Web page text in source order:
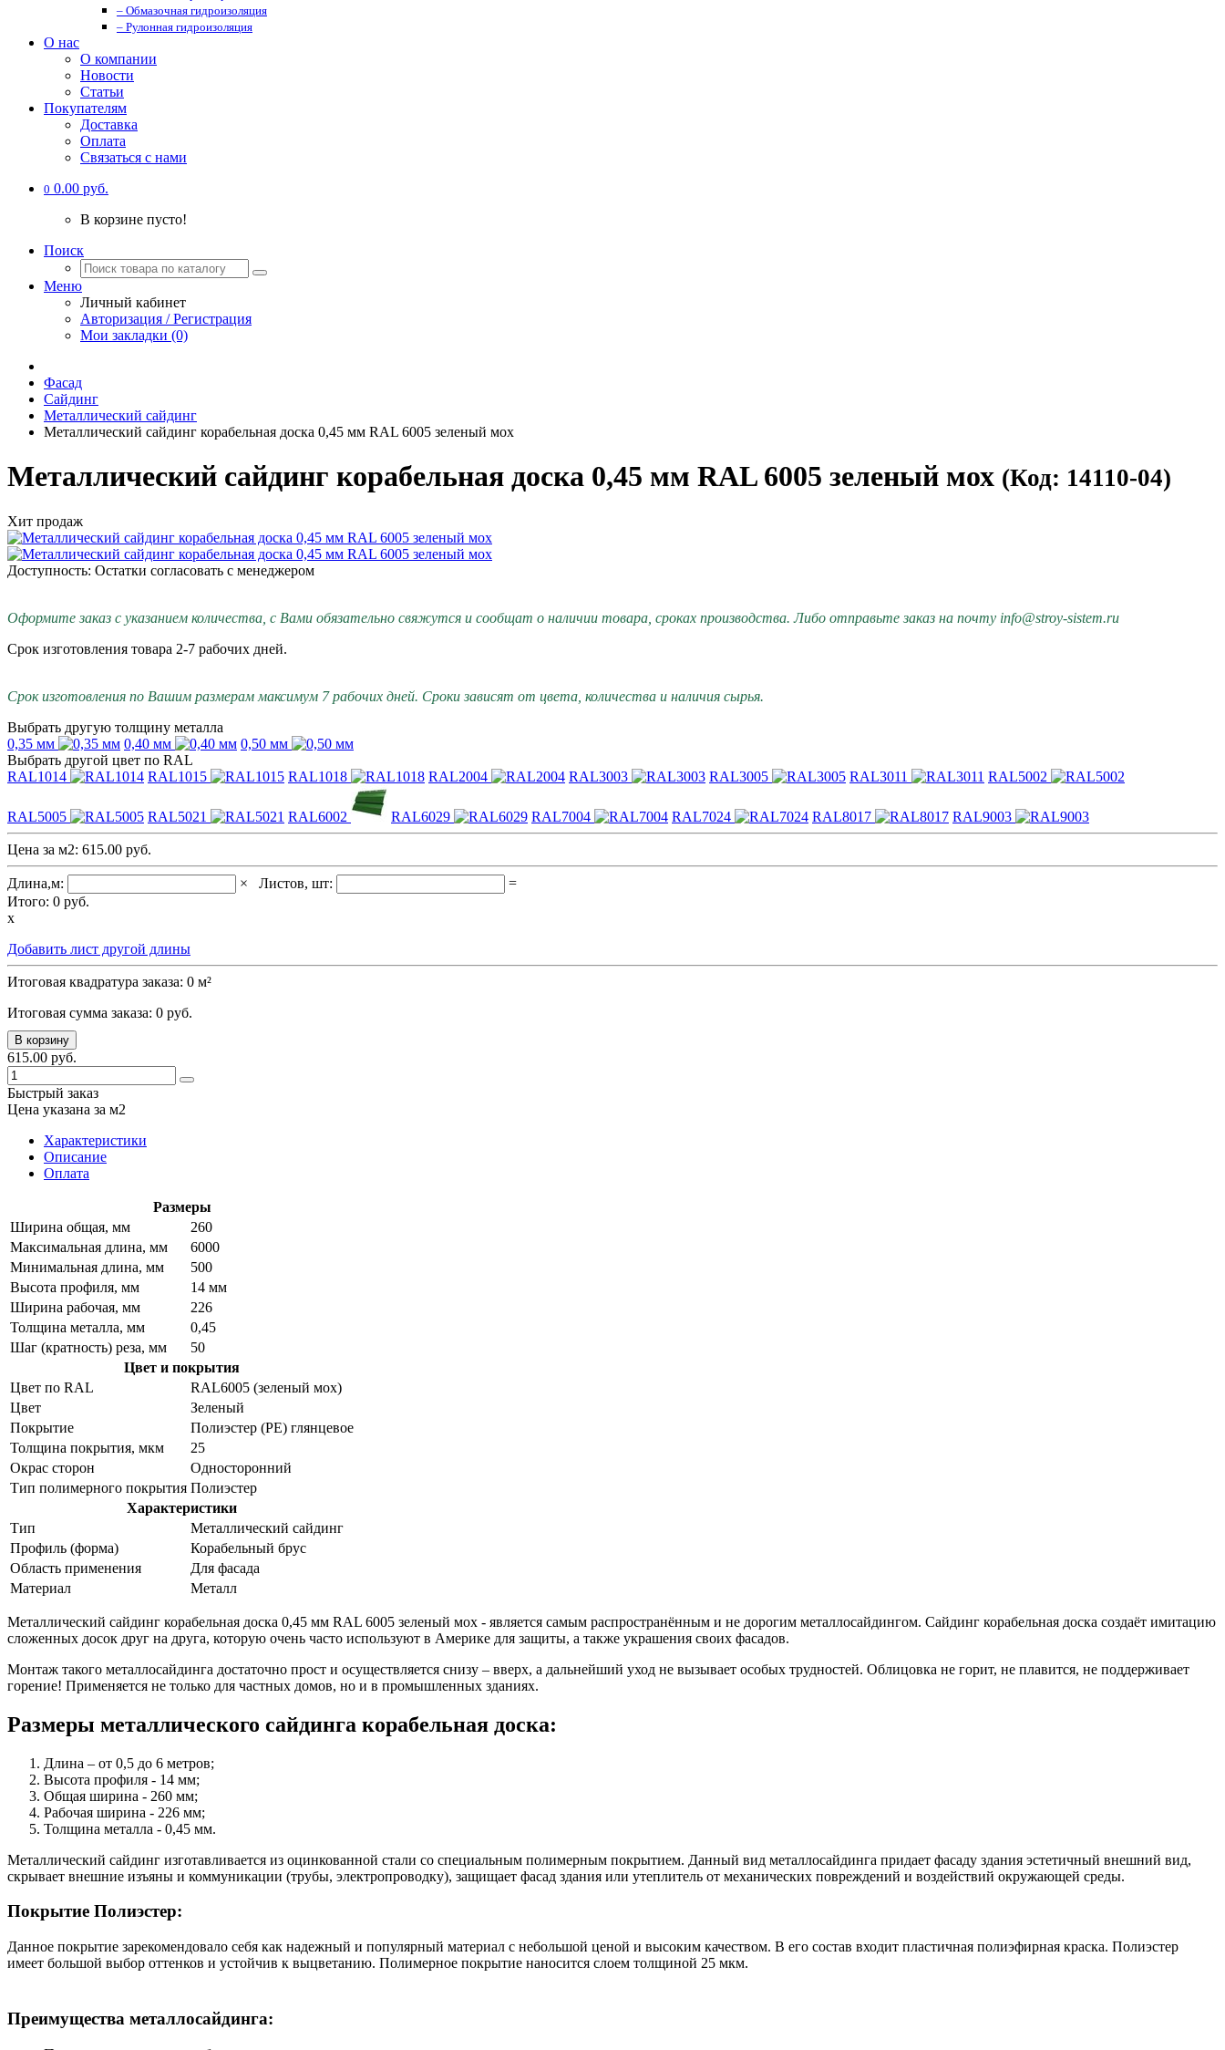
– Обмазочная гидроизоляция
– Рулонная гидроизоляция
О нас
О компании
Новости
Статьи
Покупателям
Доставка
Оплата
Связаться с нами
0 0.00 руб.
В корзине пусто!
Поиск
Меню
Личный кабинет
Авторизация / Регистрация
Мои закладки (0)
Фасад
Сайдинг
Металлический сайдинг
Металлический сайдинг корабельная доска 0,45 мм RAL 6005 зеленый мох
Металлический сайдинг корабельная доска 0,45 мм RAL 6005 зеленый мох (Код: 14110-04)
Хит продаж
Доступность: Остатки согласовать с менеджером
Оформите заказ с указанием количества, с Вами обязательно свяжутся и сообщат о наличии товара, сроках производства. Либо отправьте заказ на почту info@stroy-sistem.ru
Срок изготовления товара 2-7 рабочих дней.
Срок изготовления по Вашим размерам максимум 7 рабочих дней. Сроки зависят от цвета, количества и наличия сырья.
Выбрать другую толщину металла
0,35 мм
0,40 мм
0,50 мм
Выбрать другой цвет по RAL
RAL1014
RAL1015 RAL1018 RAL2004 RAL3003 RAL3005 RAL3011 RAL5002
RAL5005 RAL5021 RAL6002 RAL6029 RAL7004 RAL7024 RAL8017 RAL9003
Цена за м2: 615.00 руб.
Длина,м: × Листов, шт:
=
Итого: 0 руб.
x
Добавить лист другой длины
Итоговая квадратура заказа: 0 м²
Итоговая сумма заказа: 0 руб.
В корзину
615.00 руб.
Быстрый заказ
Цена указана за м2
Характеристики
Описание
Оплата
Размеры
Ширина общая, мм
260
Максимальная длина, мм
6000
Минимальная длина, мм
500
Высота профиля, мм
14 мм
Ширина рабочая, мм
226
Толщина металла, мм
0,45
Шаг (кратность) реза, мм
50
Цвет и покрытия
Цвет по RAL
RAL6005 (зеленый мох)
Цвет
Зеленый
Покрытие
Полиэстер (PE) глянцевое
Толщина покрытия, мкм
25
Окрас сторон
Односторонний
Тип полимерного покрытия Полиэстер
Характеристики
Тип
Металлический сайдинг
Профиль (форма)
Корабельный брус
Область применения
Для фасада
Материал
Металл
Металлический сайдинг корабельная доска 0,45 мм RAL 6005 зеленый мох - является самым распространённым и не дорогим металлосайдингом. Сайдинг корабельная доска создаёт имитацию
сложенных досок друг на друга, которую очень часто используют в Америке для защиты, а также украшения своих фасадов.
Монтаж такого металлосайдинга достаточно прост и осуществляется снизу – вверх, а дальнейший уход не вызывает особых трудностей. Облицовка не горит, не плавится, не поддерживает
горение! Применяется не только для частных домов, но и в промышленных зданиях.
Размеры металлического сайдинга корабельная доска:
Длина – от 0,5 до 6 метров;
Высота профиля - 14 мм;
Общая ширина - 260 мм;
Рабочая ширина - 226 мм;
Толщина металла - 0,45 мм.
Металлический сайдинг изготавливается из оцинкованной стали со специальным полимерным покрытием. Данный вид металлосайдинга придает фасаду здания эстетичный внешний вид,
скрывает внешние изъяны и коммуникации (трубы, электропроводку), защищает фасад здания или утеплитель от механических повреждений и воздействий окружающей среды.
Покрытие Полиэстер:
Данное покрытие зарекомендовало себя как надежный и популярный материал с небольшой ценой и высоким качеством. В его состав входит пластичная полиэфирная краска. Полиэстер
имеет большой выбор оттенков и устойчив к выцветанию. Полимерное покрытие наносится слоем толщиной 25 мкм.
Преимущества металлосайдинга: